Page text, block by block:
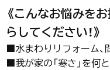
《こんなお悩みを
らしてください！》
■水まわりリフォーム、
■我が家の「寒さ」を何